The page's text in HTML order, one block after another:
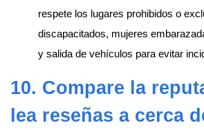
respete los lugares prohibidos o
discapacitados, mujeres
y salida de vehículos para evitar
10. Compare la
lea reseñas a cerca